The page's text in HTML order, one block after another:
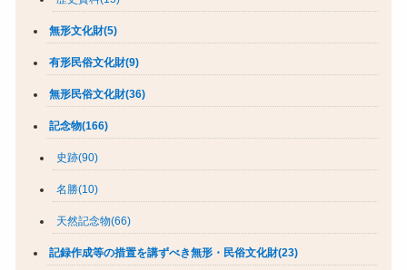
無形文化財(5)
有形民俗文化財(9)
無形民俗文化財(36)
記念物(166)
史跡(90)
名勝(10)
天然記念物(66)
記録作成等の措置を講ずべき無形・民俗文化財(23)